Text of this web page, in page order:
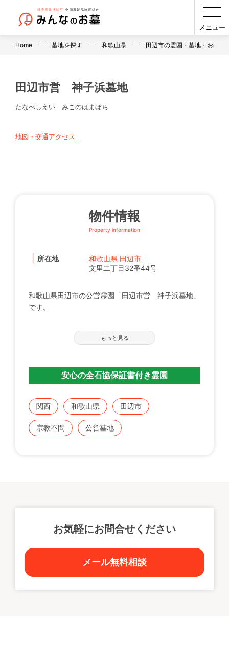
メニュー
Home 墓地を探す 和歌山県 田辺市の霊園・墓地・お墓
田辺市営 神子浜墓地
たなべしえい みこのはまぼち
地図・交通アクセス
物件情報
Property information
所在地 和歌山県 田辺市
文里二丁目32番44号
和歌山県田辺市の公営霊園「田辺市営 神子浜墓地」
です。
【募集の詳細について】
管轄の自治体窓口へお問い合わせください。
※募集は不定期で、申込に際する諸条件がございま
す。
てる、直す、引越すなどをご検討の方は、専門のスタ
ッフが無料でご相談をお受けします。
お気軽にみんなのお墓 お問い合わせ窓口【0120-12-
もっと見る
安心の全石協保証書付き霊園
関西 和歌山県 田辺市
宗教不問 公営墓地
お気軽にお問合せください
メール無料相談